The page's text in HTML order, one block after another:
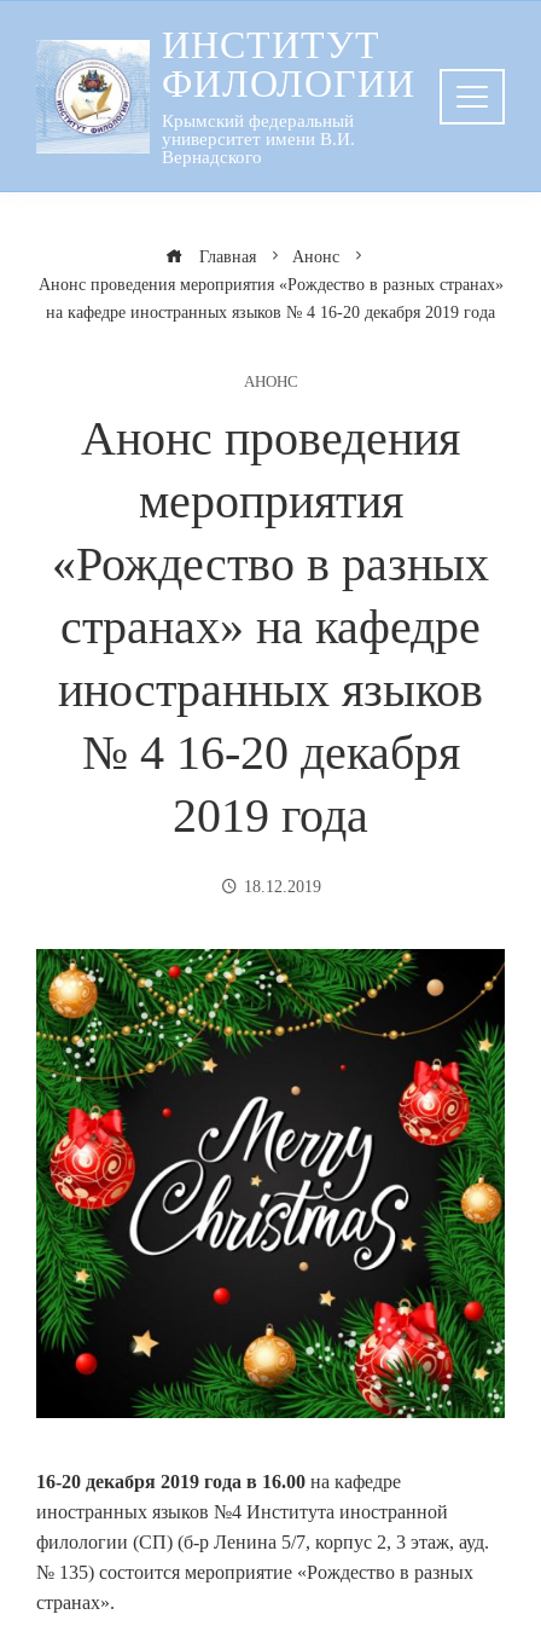
содержанию
ИНСТИТУТ
ФИЛОЛОГИИ
Крымский федеральный
университет имени В.И.
Вернадского
Главная
Анонс
Анонс проведения мероприятия «Рождество в разных странах»
на кафедре иностранных языков № 4 16-20 декабря 2019 года
АНОНС
Анонс проведения
мероприятия
«Рождество в разных
странах» на кафедре
иностранных языков
№ 4 16-20 декабря
2019 года
18.12.2019
16-20 декабря 2019 года в 16.00 на кафедре
иностранных языков №4 Института иностранной
филологии (СП) (б-р Ленина 5/7, корпус 2, 3 этаж, ауд.
№ 135) состоится мероприятие «Рождество в разных
странах».